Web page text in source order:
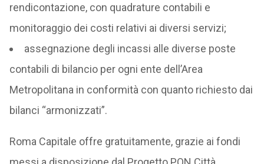
rendicontazione, con quadrature contabili e
monitoraggio dei costi relativi ai diversi servizi;
assegnazione degli incassi alle diverse poste
contabili di bilancio per ogni ente dell’Area
Metropolitana in conformità con quanto richiesto dai
bilanci “armonizzati”.
Roma Capitale offre gratuitamente, grazie ai fondi